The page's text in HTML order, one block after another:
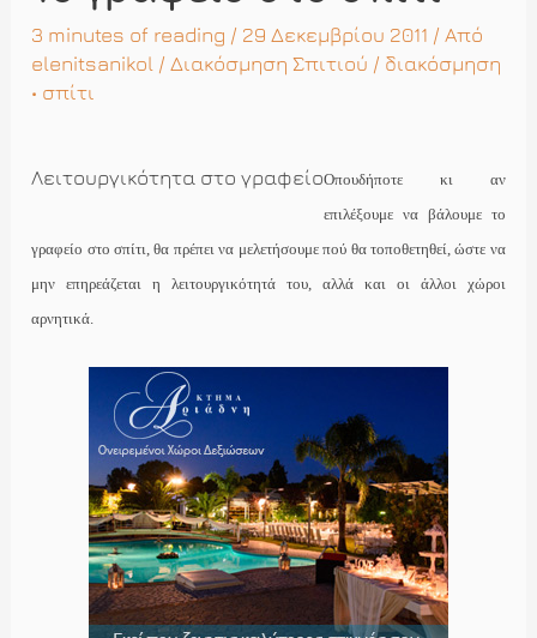
3 minutes of reading / 29 Δεκεμβρίου 2011 / Από
elenitsanikol /Διακόσμηση Σπιτιού / διακόσμηση
• σπίτι
Λειτουργικότητα στο γραφείοΟπουδήποτε κι αν
επιλέξουμε να βάλουμε το
γραφείο στο σπίτι, θα πρέπει να μελετήσουμε πού θα τοποθετηθεί, ώστε να
μην επηρεάζεται η λειτουργικότητά του, αλλά και οι άλλοι χώροι
αρνητικά.